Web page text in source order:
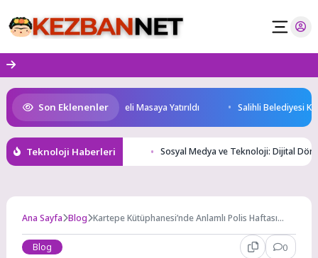
to
content
Son Eklenenler
ve Yatırım Potansiyeli Masaya Yatırıldı Salihli Belediyesi Keli
Teknoloji Haberleri Sosyal Medya ve Teknoloji: Dijital
Ana Sayfa Blog Kartepe Kütüphanesi’nde Anlamlı Polis Haftası
Blog
0